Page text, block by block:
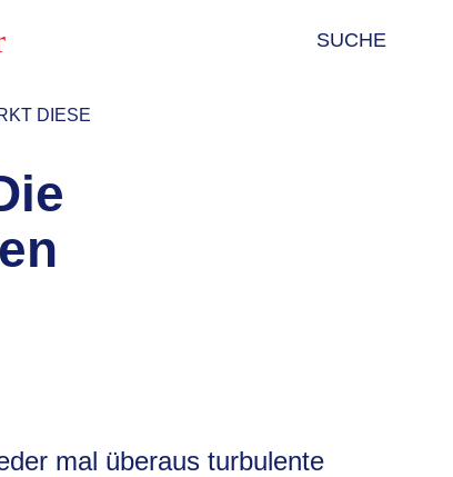
SUCHE
DIESE
mal überaus turbulente